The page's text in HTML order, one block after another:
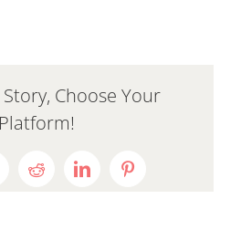
Choose Your
Platform!
RedditLinkedInPinterest